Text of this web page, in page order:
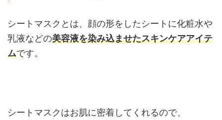
シートマスクとは、顔の形をしたシートに化粧水や
乳液などの美容液を染み込ませたスキンケアアイテ
ムです。
シートマスクはお肌に密着してくれるので、